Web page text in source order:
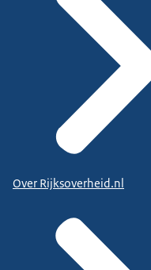
Over Rijksoverheid.nl